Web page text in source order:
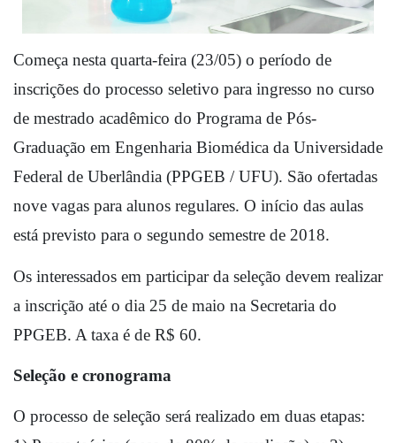
Começa nesta quarta-feira (23/05) o período de
inscrições do processo seletivo para ingresso no curso
de mestrado acadêmico do Programa de Pós-
Graduação em Engenharia Biomédica da Universidade
Federal de Uberlândia (PPGEB / UFU). São ofertadas
nove vagas para alunos regulares. O início das aulas
está previsto para o segundo semestre de 2018.
Os interessados em participar da seleção devem realizar
a inscrição até o dia 25 de maio na Secretaria do
PPGEB. A taxa é de R$ 60.
Seleção e cronograma
O processo de seleção será realizado em duas etapas: